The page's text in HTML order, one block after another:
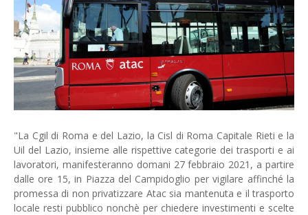
"La Cgil di Roma e del Lazio, la Cisl di Roma Capitale Rieti e la
Uil del Lazio, insieme alle rispettive categorie dei trasporti e ai
lavoratori, manifesteranno domani 27 febbraio 2021, a partire
dalle ore 15, in Piazza del Campidoglio per vigilare affinché la
promessa di non privatizzare Atac sia mantenuta e il trasporto
locale resti pubblico nonchè per chiedere investimenti e scelte